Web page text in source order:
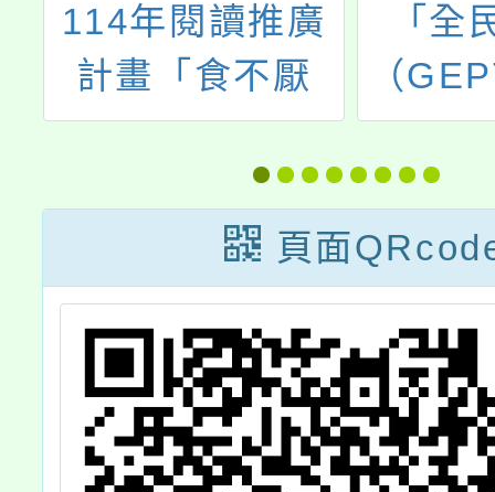
114年閱讀推廣
計畫「食不厭
精、讀不厭細
——經典裡的飲
食文化」教師工
作坊
「全
（
年初
驗，
頁面